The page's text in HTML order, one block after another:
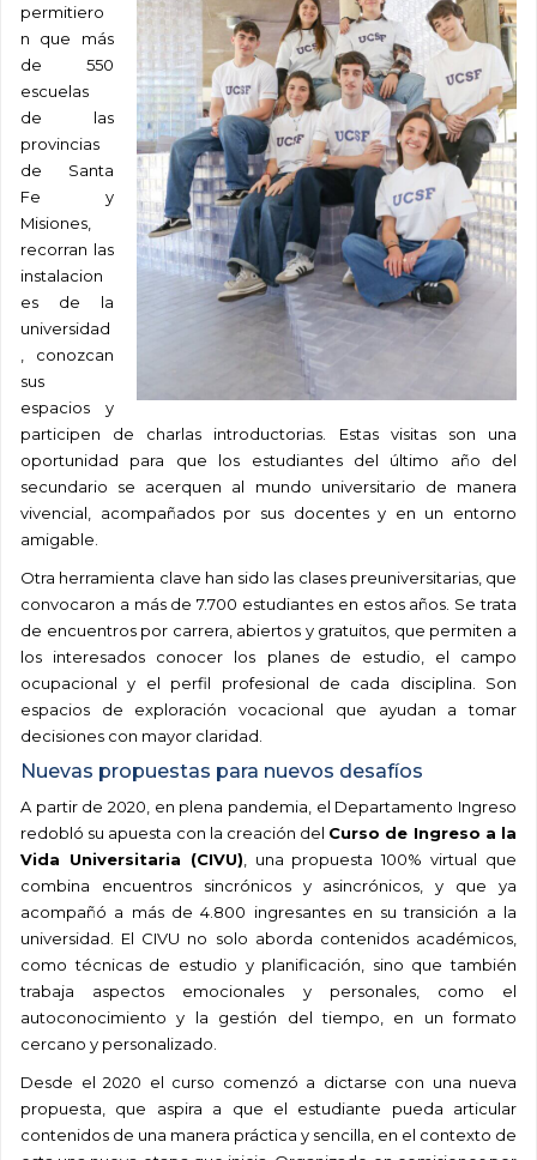
permitiero
n que más
de 550
escuelas
de las
provincias
de Santa
Fe y
Misiones,
recorran las
instalacion
es de la
universidad
, conozcan
sus
espacios y
participen de charlas introductorias. Estas visitas son una
oportunidad para que los estudiantes del último año del
secundario se acerquen al mundo universitario de manera
vivencial, acompañados por sus docentes y en un entorno
amigable.
Otra herramienta clave han sido las clases preuniversitarias, que
convocaron a más de 7.700 estudiantes en estos años. Se trata
de encuentros por carrera, abiertos y gratuitos, que permiten a
los interesados conocer los planes de estudio, el campo
ocupacional y el perfil profesional de cada disciplina. Son
espacios de exploración vocacional que ayudan a tomar
decisiones con mayor claridad.
Nuevas propuestas para nuevos desafíos
A partir de 2020, en plena pandemia, el Departamento Ingreso
redobló su apuesta con la creación del Curso de Ingreso a la
Vida Universitaria (CIVU) , una propuesta 100% virtual que
combina encuentros sincrónicos y asincrónicos, y que ya
acompañó a más de 4.800 ingresantes en su transición a la
universidad. El CIVU no solo aborda contenidos académicos,
como técnicas de estudio y planificación, sino que también
trabaja aspectos emocionales y personales, como el
autoconocimiento y la gestión del tiempo, en un formato
cercano y personalizado.
Desde el 2020 el curso comenzó a dictarse con una nueva
propuesta, que aspira a que el estudiante pueda articular
contenidos de una manera práctica y sencilla, en el contexto de